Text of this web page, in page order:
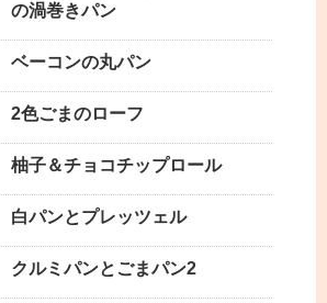
の渦巻きパン
ベーコンの丸パン
2色ごまのローフ
柚子＆チョコチップロール
白パンとプレッツェル
クルミパンとごまパン2